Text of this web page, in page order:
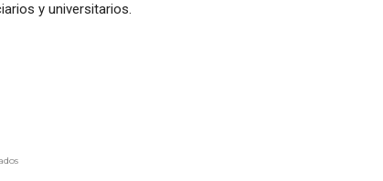
y universitarios.